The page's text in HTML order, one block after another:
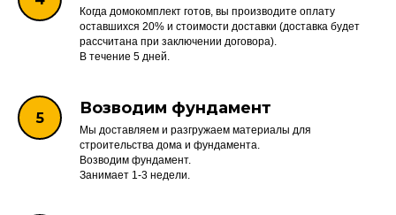
Когда домокомплект готов, вы производите оплату
оставшихся 20% и стоимости доставки (доставка будет
рассчитана при заключении договора).
В течение 5 дней.
Возводим фундамент
Мы доставляем и разгружаем материалы для
строительства дома и фундамента.
Возводим фундамент.
Занимает 1-3 недели.